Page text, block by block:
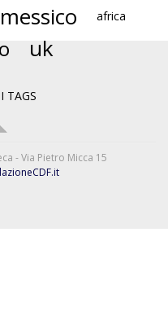
messico africa
uk
TAGS
- Via Pietro Micca 15